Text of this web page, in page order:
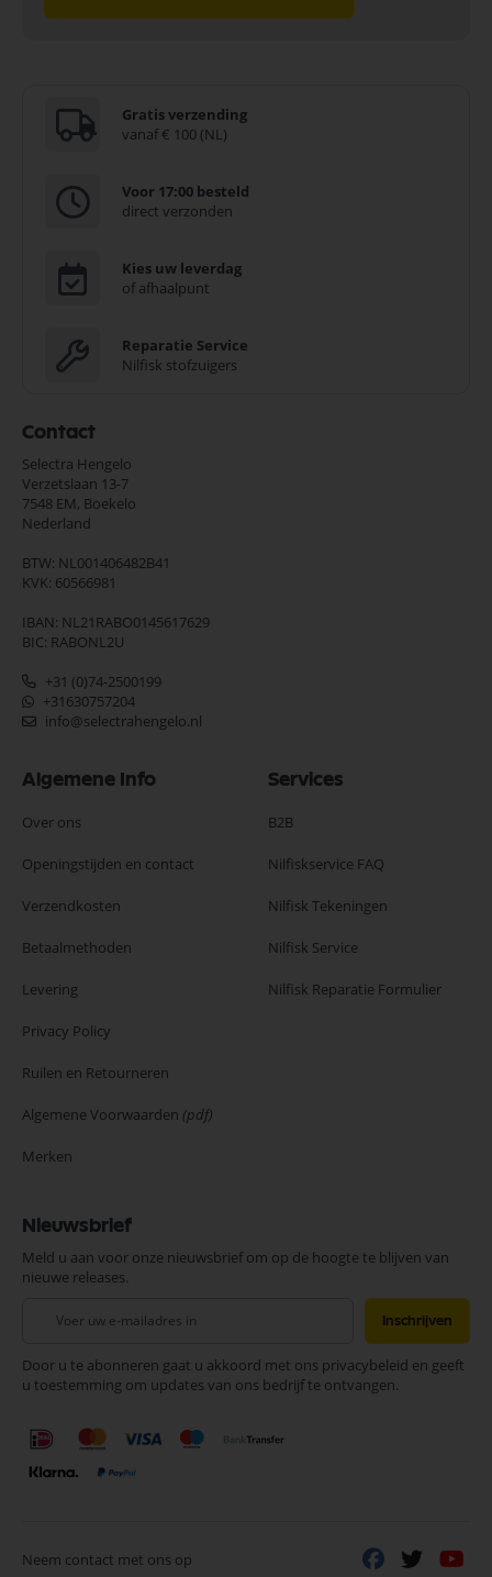
Gratis verzending
vanaf € 100 (NL)
Voor 17:00 besteld
direct verzonden
Kies uw leverdag
of afhaalpunt
Reparatie Service
Nilfisk stofzuigers
Contact
Selectra Hengelo
Verzetslaan 13-7
7548 EM, Boekelo
Nederland
BTW: NL001406482B41
KVK: 60566981
IBAN: NL21RABO0145617629
BIC: RABONL2U
+31 (0)74-2500199
+31630757204
info@selectrahengelo.nl
Algemene Info
Over ons
Openingstijden en contact
Verzendkosten
Betaalmethoden
Levering
Privacy Policy
Ruilen en Retourneren
Algemene Voorwaarden (pdf)
Merken
Services
B2B
Nilfiskservice FAQ
Nilfisk Tekeningen
Nilfisk Service
Nilfisk Reparatie Formulier
Nieuwsbrief
Meld u aan voor onze nieuwsbrief om op de hoogte te blijven van
nieuwe releases.
onze
nieuwsbrief
Inschrijven
Door u te abonneren gaat u akkoord met ons privacybeleid en geeft
u toestemming om updates van ons bedrijf te ontvangen.
Neem contact met ons op